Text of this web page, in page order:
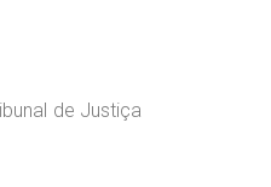
de Justiça